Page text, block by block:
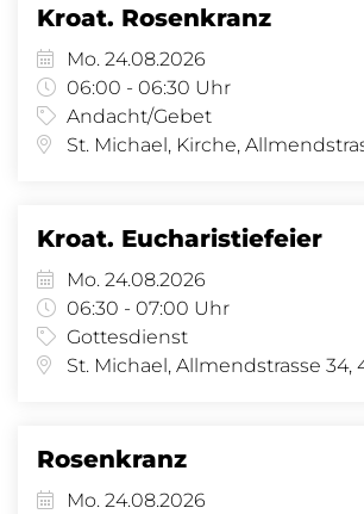
Kroat. Rosenkranz
Mo. 24.08.2026
06:00 - 06:30 Uhr
Andacht/Gebet
Kroat. Eucharistiefeier
Mo. 24.08.2026
06:30 - 07:00 Uhr
Gottesdienst
St. Michael, Allmendstrasse 34,
Rosenkranz
Mo. 24.08.2026